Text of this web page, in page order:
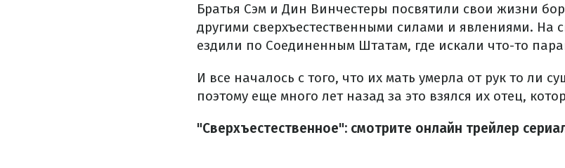
Братья Сэм и Дин Винчестеры посвятили свои жизни
другими сверхъестественными силами и явлениями. На
ездили по Соединенным Штатам, где искали что-то
И все началось с того, что их мать умерла от рук то ли
поэтому еще много лет назад за это взялся их отец,
"Сверхъестественное": смотрите онлайн трейлер